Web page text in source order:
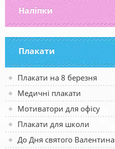
Наліпки
Плакати
Плакати на 8 березня
Медичні плакати
Мотиватори для офісу
Плакати для школи
До Дня святого Валентина